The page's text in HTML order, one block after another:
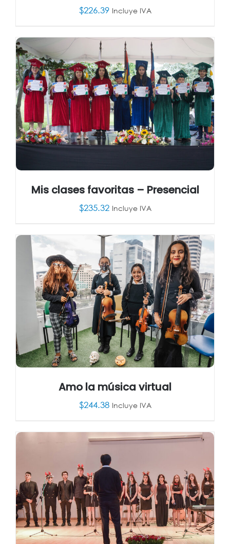
AÑADIR AL CARRITO DETALLES
$226.39 Incluye IVA
AÑADIR AL CARRITO / DETALLES
Mis clases favoritas – Presencial
$235.32 Incluye IVA
AÑADIR AL CARRITO / DETALLES
Amo la música virtual
$244.38 Incluye IVA